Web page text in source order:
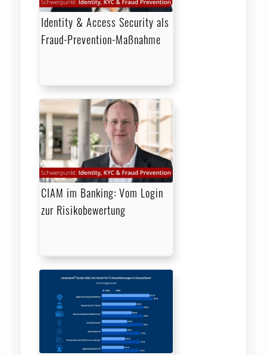
giropay
ID-ideal
Identify
identity Trust
Management
IDENTO.ONE
IDENTT
IDUnion
iSignthis
Jolocom
Identity & Access Security als
Fraud-Prevention-Maßnahme
CIAM im Banking: Vom Login
zur Risikobewertung